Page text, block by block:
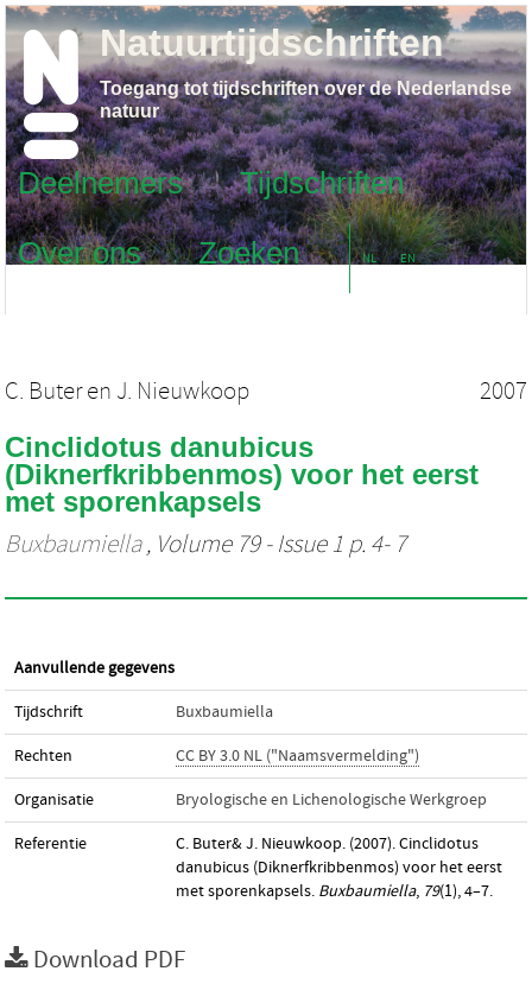
Deelnemers
Tijdschriften
Over ons
Zoeken NL EN
Natuurtijdschriften
Toegang tot tijdschriften over de Nederlandse
natuur
C. Buteren J. Nieuwkoop 2007
Cinclidotus danubicus
(Diknerfkribbenmos) voor het eerst
met sporenkapsels
Buxbaumiella, Volume 79 - Issue 1 p. 4- 7
Aanvullende gegevens
Tijdschrift Buxbaumiella
Rechten CC BY 3.0 NL ("Naamsvermelding")
Organisatie Bryologische en Lichenologische Werkgroep
Referentie
C. Buter& J. Nieuwkoop. (2007). Cinclidotus
danubicus (Diknerfkribbenmos) voor het eerst
met sporenkapsels. Buxbaumiella, 79(1), 4–7.
Download PDF